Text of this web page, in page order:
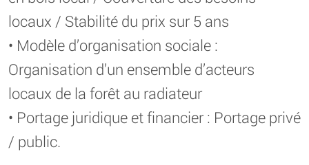
locaux / Stabilité du prix sur 5 ans
• Modèle d’organisation sociale :
Organisation d’un ensemble d’acteurs
locaux de la forêt au radiateur
• Portage juridique et financier : Portage privé
/ public.